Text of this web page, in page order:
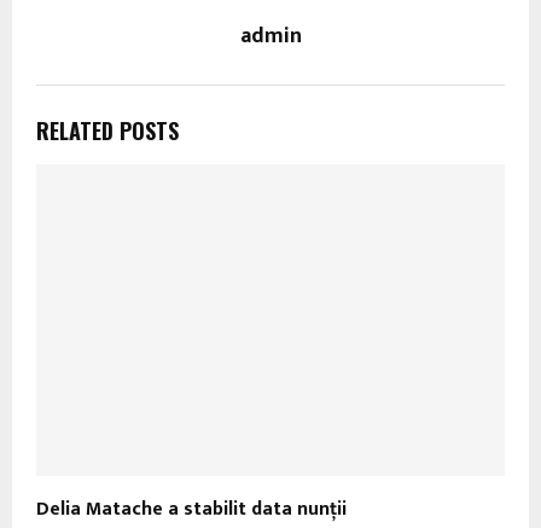
admin
RELATED POSTS
Delia Matache a stabilit data nunţii